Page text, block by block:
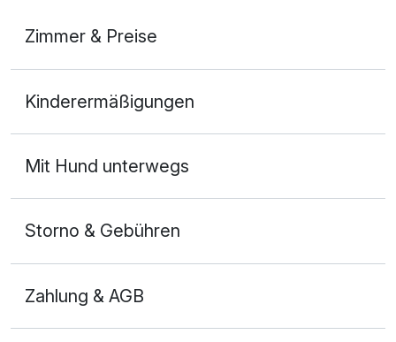
Zimmer & Preise
2 Erwachsene und 1 Kind
Kinderermäßigungen
Mit Hund unterwegs
Storno & Gebühren
Zahlung & AGB